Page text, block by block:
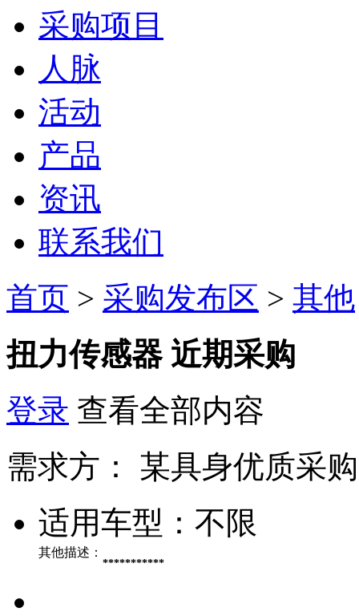
采购项目
人脉
活动
产品
资讯
联系我们
首页 > 采购发布区 > 其他
扭力传感器 近期采购
登录 查看全部内容
需求方：
某具身优质采购
适用车型： 不限
其他描述：
***********